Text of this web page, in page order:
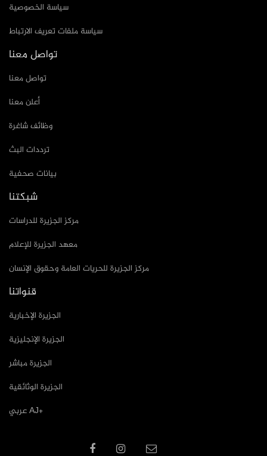
سياسة الخصوصية
سياسة ملفات تعريف الارتباط
تواصل معنا
تواصل معنا
أعلن معنا
وظائف شاغرة
ترددات البث
بيانات صحفية
شبكتنا
مركز الجزيرة للدراسات
معهد الجزيرة للإعلام
مركز الجزيرة للحريات العامة وحقوق الإنسان
قنواتنا
الجزيرة الإخبارية
الجزيرة الإنجليزية
الجزيرة مباشر
الجزيرة الوثائقية
عربي AJ+